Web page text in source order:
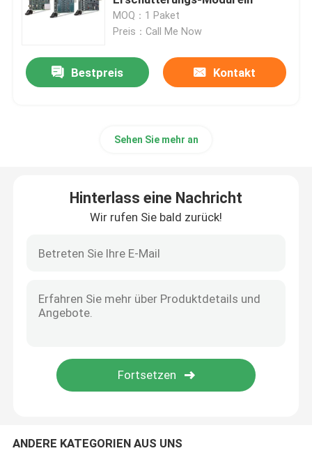
Microsoft Surface LCD-Ersatz
Asus-LCD-Bildschirm-Ersatz
AIO-LCD-Bildschirm
Chip der integrierten Schaltung
Laptop Palmrest-Abdeckung
Laptop-Tastatur-Ersatz
MOQ：1 Paket
Preis：Call Me Now
Bestpreis Kontakt
Sehen Sie mehr an
Hinterlass eine Nachricht
Wir rufen Sie bald zurück!
ANDERE KATEGORIEN AUS UNS